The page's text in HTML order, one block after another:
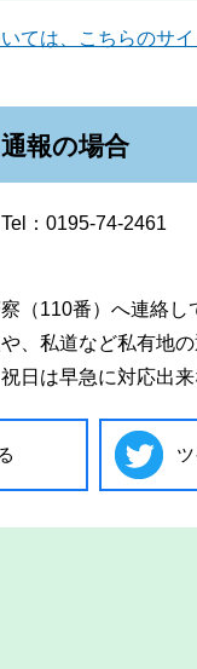
ては、こちらのサ
報の場合
：0195-74-2461
（110番）へ連絡し
、私道など私有地
日は早急に対応出